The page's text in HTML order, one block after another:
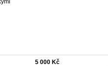
5 000 Kč